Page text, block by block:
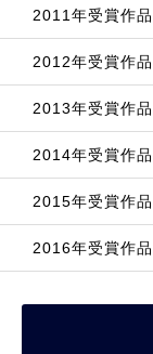
2011年受賞作品
2012年受賞作品
2013年受賞作品
2014年受賞作品
2015年受賞作品
2016年受賞作品